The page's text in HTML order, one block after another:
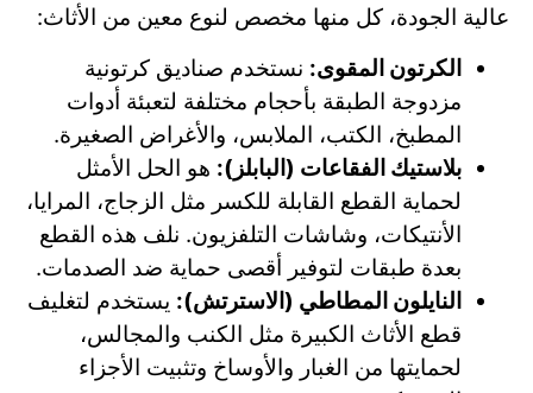
عالية الجودة، كل منها مخصص لنوع معين من الأثاث:
الكرتون المقوى: نستخدم صناديق كرتونية
مزدوجة الطبقة بأحجام مختلفة لتعبئة أدوات
المطبخ، الكتب، الملابس، والأغراض الصغيرة.
بلاستيك الفقاعات (البابلز): هو الحل الأمثل
لحماية القطع القابلة للكسر مثل الزجاج، المرايا،
الأنتيكات، وشاشات التلفزيون. نلف هذه القطع
بعدة طبقات لتوفير أقصى حماية ضد الصدمات.
النايلون المطاطي (الاسترتش): يستخدم لتغليف
قطع الأثاث الكبيرة مثل الكنب والمجالس،
لحمايتها من الغبار والأوساخ وتثبيت الأجزاء